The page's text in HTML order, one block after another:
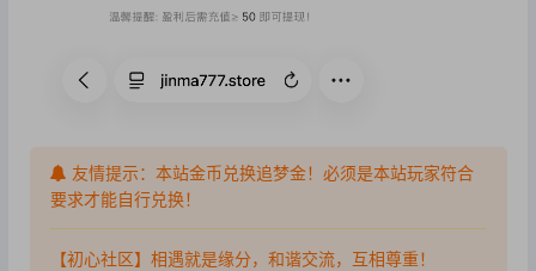
友情提示：本站金币兑换追梦金！必须是本站玩家符合
要求才能自行兑换！
【初心社区】相遇就是缘分，和谐交流，互相尊重！